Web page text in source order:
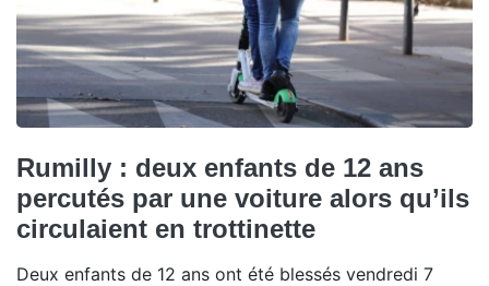
Rumilly : deux enfants de 12 ans
percutés par une voiture alors qu’ils
circulaient en trottinette
Deux enfants de 12 ans ont été blessés vendredi 7